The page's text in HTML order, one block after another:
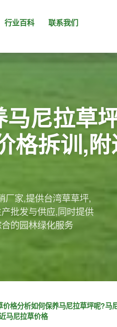
行业百科 联系我们
尼拉草
格拆训,
厂家,提供台湾草草坪,
批发与供应,同时提供
的园林绿化服务
价格分析如何保养马尼拉草坪呢?马
马尼拉草价格